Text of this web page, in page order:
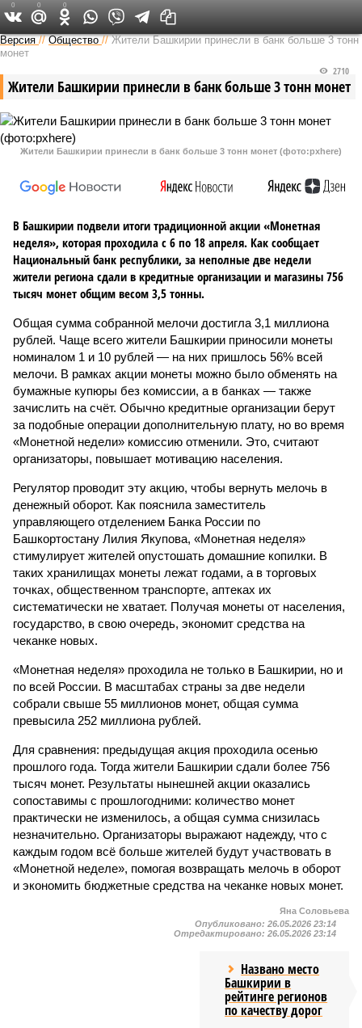
Версия в Башкирии
Версия //Общество //Жители Башкирии принесли в банк больше 3 тонн
монет
Жители Башкирии принесли в банк больше 3 тонн монет
2710
Жители Башкирии принесли в банк больше 3 тонн монет (фото:pxhere)
В Башкирии подвели итоги традиционной акции «Монетная
неделя», которая проходила с 6 по 18 апреля. Как сообщает
Национальный банк республики, за неполные две недели
жители региона сдали в кредитные организации и магазины 756
тысяч монет общим весом 3,5 тонны.
Общая сумма собранной мелочи достигла 3,1 миллиона
рублей. Чаще всего жители Башкирии приносили монеты
номиналом 1 и 10 рублей — на них пришлось 56% всей
мелочи. В рамках акции монеты можно было обменять на
бумажные купюры без комиссии, а в банках — также
зачислить на счёт. Обычно кредитные организации берут
за подобные операции дополнительную плату, но во время
«Монетной недели» комиссию отменили. Это, считают
организаторы, повышает мотивацию населения.
Регулятор проводит эту акцию, чтобы вернуть мелочь в
денежный оборот. Как пояснила заместитель
управляющего отделением Банка России по
Башкортостану Лилия Якупова, «Монетная неделя»
стимулирует жителей опустошать домашние копилки. В
таких хранилищах монеты лежат годами, а в торговых
точках, общественном транспорте, аптеках их
систематически не хватает. Получая монеты от населения,
государство, в свою очередь, экономит средства на
чеканке новых.
«Монетная неделя» проходила не только в Башкирии, но и
по всей России. В масштабах страны за две недели
собрали свыше 55 миллионов монет, общая сумма
превысила 252 миллиона рублей.
Для сравнения: предыдущая акция проходила осенью
прошлого года. Тогда жители Башкирии сдали более 756
тысяч монет. Результаты нынешней акции оказались
сопоставимы с прошлогодними: количество монет
практически не изменилось, а общая сумма снизилась
незначительно. Организаторы выражают надежду, что с
каждым годом всё больше жителей будут участвовать в
«Монетной неделе», помогая возвращать мелочь в оборот
и экономить бюджетные средства на чеканке новых монет.
0 0 0
Яна Соловьева
Опубликовано: 26.05.2026 23:14
Отредактировано: 26.05.2026 23:14
Названо место
Башкирии в
рейтинге регионов
по качеству дорог